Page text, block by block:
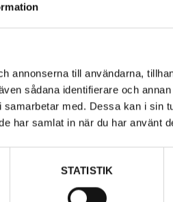
annonserna till användarna,
sådana identifierare och
med. Dessa kan i sin
har samlat in när du har använt
STATISTIK